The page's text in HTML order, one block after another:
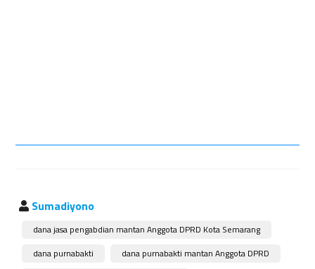
Sumadiyono
dana jasa pengabdian mantan Anggota DPRD Kota Semarang
dana purnabakti
dana purnabakti mantan Anggota DPRD